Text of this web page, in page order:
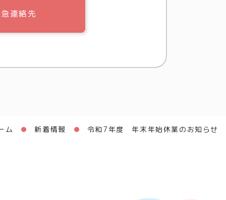
連絡先
ム 新着情報 令和7年度 年末年始休業のお知らせ